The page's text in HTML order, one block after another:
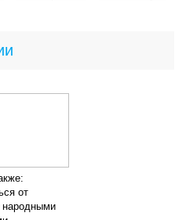
от
народными